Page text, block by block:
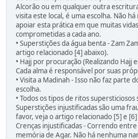
Alcorão ou em qualquer outra
visita este local, é uma escolha. Não
apoiar esta prática em que muitas
comprometidas a cada ano.
• Superstições da água benta - Zam
artigo relacionado [4] abaixo).
• Hajj por procuração (Realizando Hajj
Cada alma é responsável por suas
• Visita a Madinah - Isso não faz parte
escolha.
• Todos os tipos de ritos
Superstições injustificadas são uma
favor, veja o artigo relacionado [5] e [6]
Crenças injustificadas - Correndo
memória de Agar. Não há nenhuma